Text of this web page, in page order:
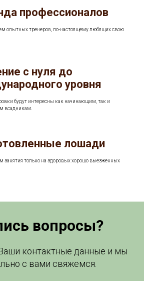
профессионалов
опытных тренеров, по-настоящему любящих свою
с нуля до
уровня
будут интересны как начинающим, так и
всадникам.
лошади
занятия только на здоровых хорошо выезженных
вопросы?
контактные данные и мы
с вами свяжемся.